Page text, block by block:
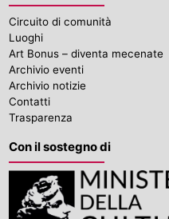
Circuito di comunità
Luoghi
Art Bonus – diventa mecenate
Archivio eventi
Archivio notizie
Contatti
Trasparenza
Con il sostegno di